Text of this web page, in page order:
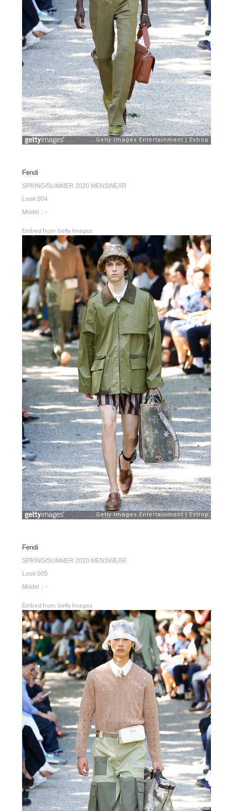
Fendi
SPRING/SUMMER 2020 MENSWEAR
Look 004
Model：-
Embed from Getty Images
Fendi
SPRING/SUMMER 2020 MENSWEAR
Look 005
Model：-
Embed from Getty Images